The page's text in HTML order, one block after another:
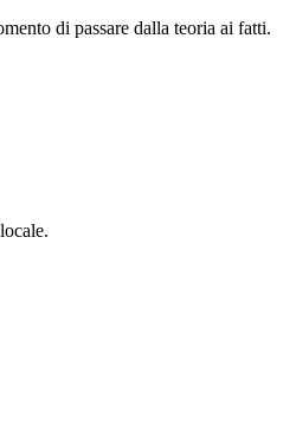
di passare dalla teoria ai fatti.